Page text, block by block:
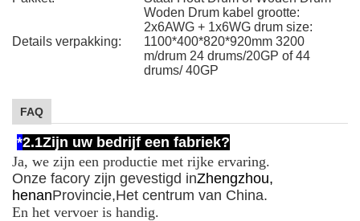
Details verpakking:
Woden Drum kabel grootte:
2x6AWG + 1x6WG drum size:
1100*400*820*920mm 3200
m/drum 24 drums/20GP of 44
drums/ 40GP
FAQ
*2.1Zijn uw bedrijf een fabriek?
Ja, we zijn een productie met rijke ervaring.
Onze facory zijn gevestigd inZhengzhou,
henanProvincie,Het centrum van China.
En het vervoer is handig.